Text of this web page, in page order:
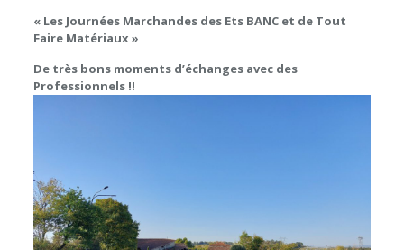
« Les Journées Marchandes des Ets BANC et de Tout
Faire Matériaux »
De très bons moments d’échanges avec des
Professionnels !!